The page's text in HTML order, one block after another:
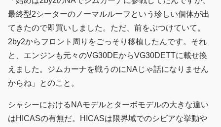
最終型2シーターのノーマルルーフという珍しい個体が出
てきたので即買いしました。ただ、前をぶつけていて。
2by2からフロント周りをごっそり移植したんです。それ
と、エンジンも元々のVG30DEからVG30DETTに載せ換
えました。ジムカーナを戦うのにNAじゃ話になりません
からね」とのこと。
シャシーにおけるNAモデルとターボモデルの大きな違い
はHICASの有無だ。HICASは限界域でのシビアな挙動や